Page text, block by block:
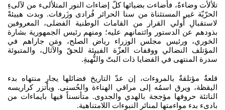
تلألأت وضاءةً، فأضاءت بضيائها كلّ إضاءات النور المتلألىء من لآلىءِ
الحرّيّة غير المستثناة من سنا الحرائر فُرادى وزَرفات. وبدت هييئةً
لاستقبالِ أُولي القرار من القامات الوطنية الفضلى، المعروفين
بذودهم عن الدستور وائتمانهم عليه؛ ومنهم رئيس الجمهورية بشارة
الخوري، ورئيس مجلس الوزراء رياض الصلح، ومَن جاراهم في
المؤتلف النضالي ووقفات العزّة الفييئة للحقّ والآثال، والمتبوئة
سدرة المنتهى في القضايا ذات البتّ والنُّهيةِ.
قلعةٌ مؤتلقةٌ بالمروءات، إن عدّ التاريخ فضائلها يجارِ منتهاه بدء
اليقظة، ويرق اسمُه إلى مراقي الهناءة والحُسنى. ويأتزر كراريسه
الناتئة حروفها مؤججة بالهدي والجدوى. متأنسناً فيها بايماءات من
بادىء بدء مواءمتها لمنائر النبوءات اللامتناهية.